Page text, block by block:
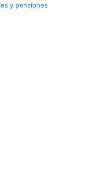
y pensiones